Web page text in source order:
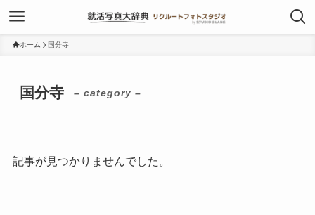
ホーム 国分寺
国分寺 – category –
記事が見つかりませんでした。